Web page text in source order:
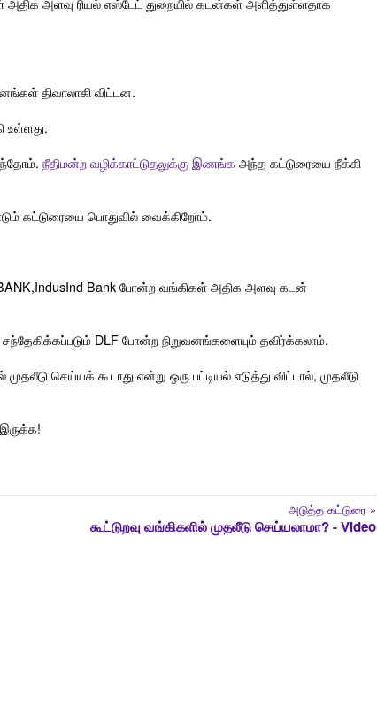
அளவு ரியல் எஸ்டேட் துறையில் கடன்கள் அளித்துள்ளதாக
திவாலாகி விட்டன.
உள்ளது.
நீதிமன்ற வழிக்காட்டுதலுக்கு இணங்க அந்த கட்டுரையை நீக்கி
கட்டுரையை பொதுவில் வைக்கிறோம்.
Bank போன்ற வங்கிகள் அதிக அளவு கடன்
DLF போன்ற நிறுவனங்களையும் தவிர்க்கலாம்.
செய்யக் கூடாது என்று ஒரு பட்டியல் எடுத்து விட்டால், முதலீடு
அடுத்த கட்டுரை »
கூட்டுறவு வங்கிகளில் முதலீடு செய்யலாமா? - Video